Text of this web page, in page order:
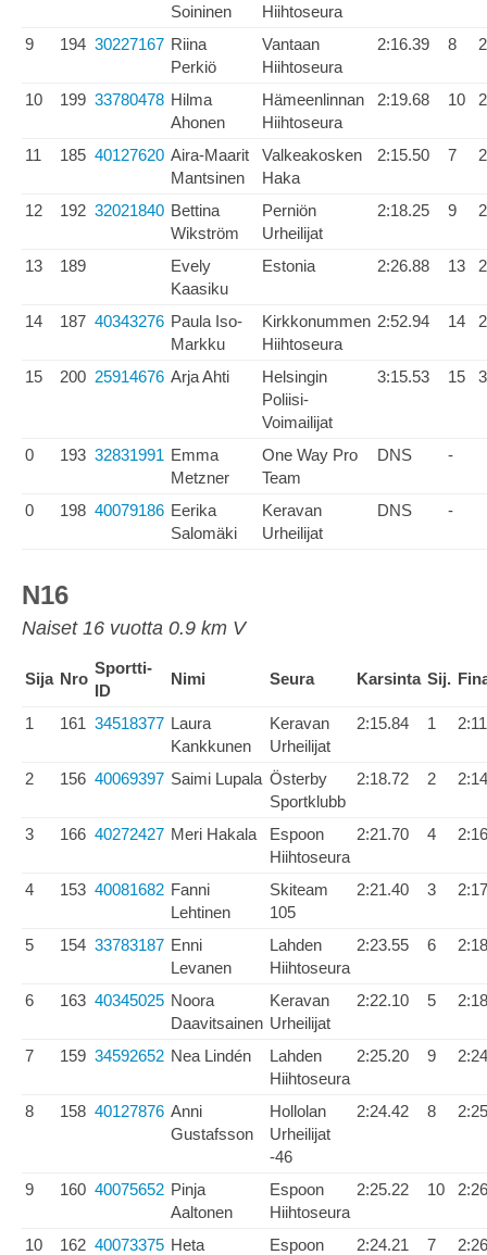
Soininen
Hiihtoseura
9 194 30227167 Riina
Perkiö
Vantaan
Hiihtoseura
2:16.39 8
10 199 33780478 Hilma
Ahonen
Hämeenlinnan
Hiihtoseura
2:19.68 10
11 185 40127620 Aira-Maarit
Mantsinen
Valkeakosken
Haka
2:15.50 7
12 192 32021840 Bettina
Wikström
Perniön
Urheilijat
2:18.25 9
13 189
Evely
Kaasiku
Estonia 2:26.88 13
14 187 40343276 Paula Iso-
Markku
Kirkkonummen
Hiihtoseura
2:52.94 14
15 200 25914676 Arja Ahti
Helsingin
Poliisi-
Voimailijat
3:15.53 15
0 193 32831991 Emma
Metzner
One Way Pro
Team
DNS -
0 198 40079186 Eerika
Salomäki
Keravan
Urheilijat
DNS -
N16
Naiset 16 vuotta 0.9 km V
Sija Nro
Sportti-
ID
Nimi Seura Karsinta Sij.
1 161 34518377 Laura
Kankkunen
Keravan
Urheilijat
2:15.84 1
2 156 40069397 Saimi Lupala Österby
Sportklubb
2:18.72 2
3 166 40272427 Meri Hakala
Espoon
Hiihtoseura
2:21.70 4
4 153 40081682 Fanni
Lehtinen
Skiteam
105
2:21.40 3
5 154 33783187 Enni
Levanen
Lahden
Hiihtoseura
2:23.55 6
6 163 40345025 Noora
Daavitsainen
Keravan
Urheilijat
2:22.10 5
7 159 34592652 Nea Lindén
Lahden
Hiihtoseura
2:25.20 9
8 158 40127876 Anni
Gustafsson
Hollolan
Urheilijat
-46
2:24.42 8
9 160 40075652 Pinja
Aaltonen
Espoon
Hiihtoseura
2:25.22 10
10 162 40073375 Heta
Espoon
2:24.21 7